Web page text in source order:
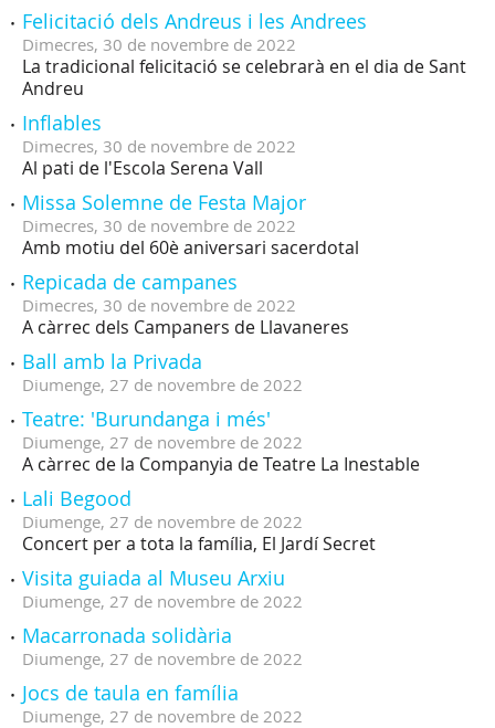
Felicitació dels Andreus i les Andrees
Dimecres, 30 de novembre de 2022
La tradicional felicitació se celebrarà en el dia de Sant
Andreu
Inflables
Dimecres, 30 de novembre de 2022
Al pati de l'Escola Serena Vall
Missa Solemne de Festa Major
Dimecres, 30 de novembre de 2022
Amb motiu del 60è aniversari sacerdotal
Repicada de campanes
Dimecres, 30 de novembre de 2022
A càrrec dels Campaners de Llavaneres
Ball amb la Privada
Diumenge, 27 de novembre de 2022
Teatre: 'Burundanga i més'
Diumenge, 27 de novembre de 2022
A càrrec de la Companyia de Teatre La Inestable
Lali Begood
Diumenge, 27 de novembre de 2022
Concert per a tota la família, El Jardí Secret
Visita guiada al Museu Arxiu
Diumenge, 27 de novembre de 2022
Macarronada solidària
Diumenge, 27 de novembre de 2022
Jocs de taula en família
Diumenge, 27 de novembre de 2022